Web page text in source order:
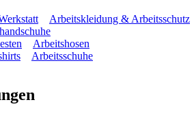
Arbeitskleidung & Arbeitsschutz
Arbeitshosen
Arbeitsschuhe